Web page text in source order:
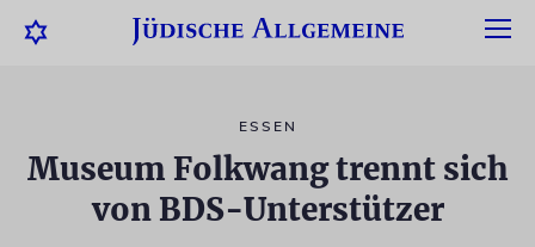
ESSEN
Museum Folkwang trennt sich
von BDS-Unterstützer